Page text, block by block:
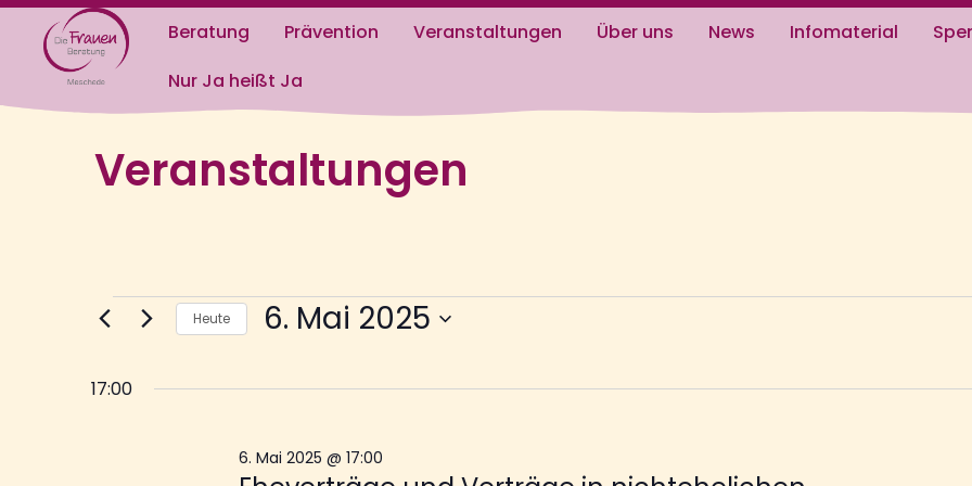
0291
Beratung Prävention Veranstaltungen Über uns News Infomaterial
Nur Ja heißt Ja
Veranstaltungen
Heute 6. Mai 2025
17:00
6. Mai 2025 @ 17:00